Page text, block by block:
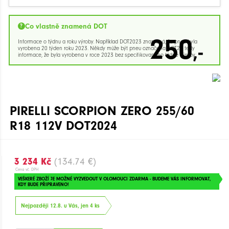
Co vlastně znamená DOT
Informace o týdnu a roku výroby. Například DOT2023 znamená, že pneu byla
vyrobena 20 týden roku 2023. Někdy může být pneu označena DOT23 tedy
informace, že byla vyrobena v roce 2023 bez specifikovaného týdne výroby.
250,-
PIRELLI SCORPION ZERO 255/60
R18 112V DOT2024
3 234 Kč (134.74 €)
Cena vč. DPH
VEŠKERÉ ZBOŽÍ JE MOŽNÉ VYZVEDOUT V OLOMOUCI ZDARMA - BUDEME VÁS INFORMOVAT,
KDY BUDE PŘIPRAVENO!
Nejpozději 12.8. u Vás, jen 4 ks